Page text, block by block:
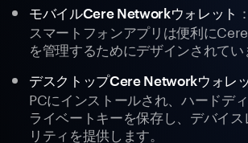
モバイルCere Networkウォレット ：
スマートフォンアプリは便利に
を管理するためにデザインされてい
デスクトップCere Networkウォレ
PCにインストールされ、ハードデ
ライベートキーを保存し、デバイス
リティを提供します。